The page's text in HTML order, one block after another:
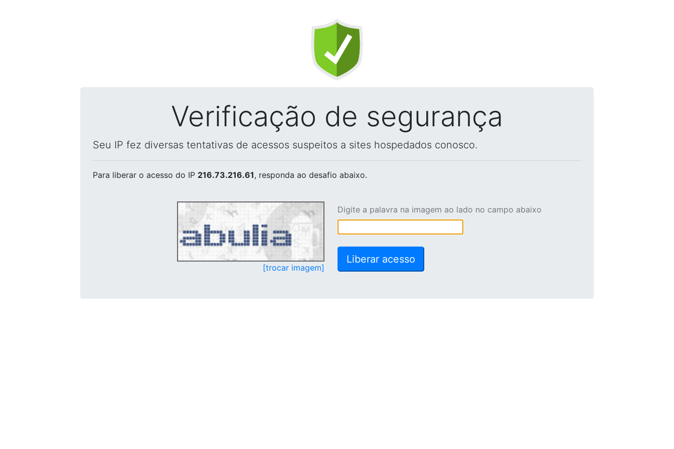
Verificação de segurança
Seu IP fez diversas tentativas de acessos suspeitos a sites hospedados conosco.
Para liberar o acesso do IP 216.73.216.61, responda ao desafio abaixo.
[trocar imagem]
Digite a palavra na imagem ao lado no campo abaixo